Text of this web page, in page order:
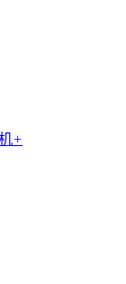
+